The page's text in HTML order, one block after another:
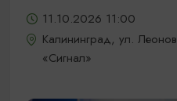
11.10.2026 11:00
Калининград, ул.
«Сигнал»